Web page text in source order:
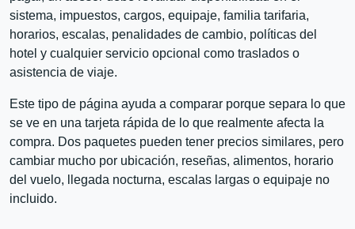
sistema, impuestos, cargos, equipaje, familia tarifaria,
horarios, escalas, penalidades de cambio, políticas del
hotel y cualquier servicio opcional como traslados o
asistencia de viaje.
Este tipo de página ayuda a comparar porque separa lo que
se ve en una tarjeta rápida de lo que realmente afecta la
compra. Dos paquetes pueden tener precios similares, pero
cambiar mucho por ubicación, reseñas, alimentos, horario
del vuelo, llegada nocturna, escalas largas o equipaje no
incluido.